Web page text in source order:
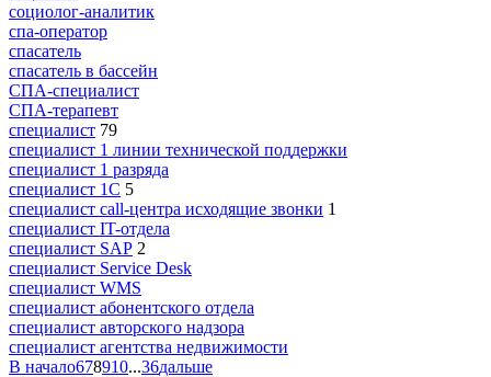
социолог-аналитик
спа-оператор
спасатель
спасатель в бассейн
СПА-специалист
СПА-терапевт
специалист 79
специалист 1 линии технической поддержки
специалист 1 разряда
специалист 1С 5
специалист call-центра исходящие звонки 1
специалист IT-отдела
специалист SAP 2
специалист Service Desk
специалист WMS
специалист абонентского отдела
специалист авторского надзора
специалист агентства недвижимости
В начало678910...36дальше